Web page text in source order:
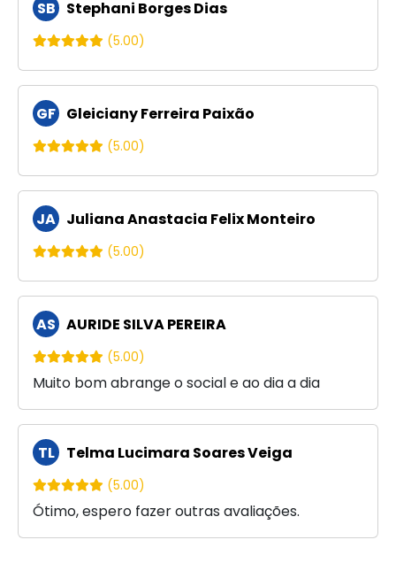
SB Stephani Borges Dias
(5.00)
GF Gleiciany Ferreira Paixão
(5.00)
JA Juliana Anastacia Felix Monteiro
(5.00)
AS AURIDE SILVA PEREIRA
(5.00)
Muito bom abrange o social e ao dia a dia
TL Telma Lucimara Soares Veiga
(5.00)
Ótimo, espero fazer outras avaliações.